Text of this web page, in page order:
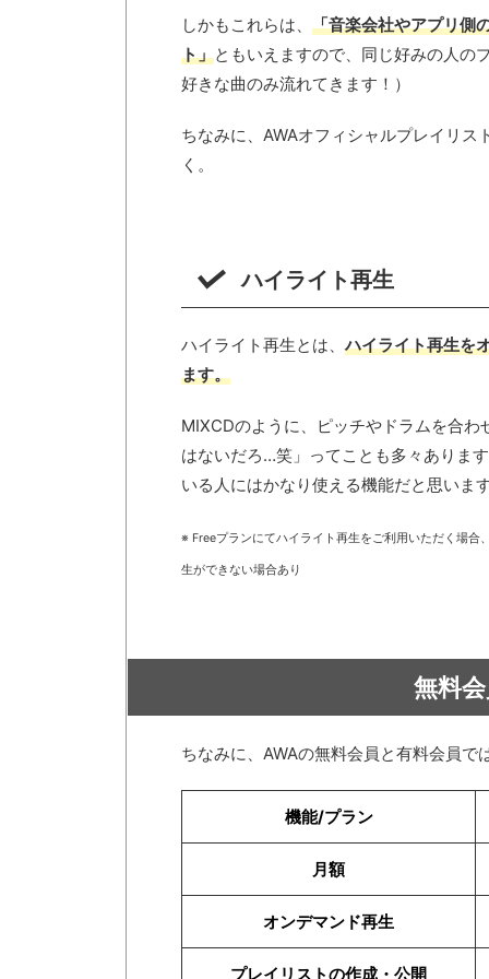
しかもこれらは、 「音楽会社やアプリ側
ト」ともいえますので、同じ好みの人の
好きな曲のみ流れてきます！）
ちなみに、AWAオフィシャルプレイリ
く。
ハイライト再生
ハイライト再生とは、ハイライト再生を
ます。
MIXCDのように、ピッチやドラムを合
はないだろ…笑」ってことも多々ありま
いる人にはかなり使える機能だと思いま
※ Freeプランにてハイライト再生をご利用いただく場
生ができない場合あり
無料
ちなみに、AWAの無料会員と有料会員で
機能/プラン
月額
オンデマンド再生
プレイリストの作成・公開